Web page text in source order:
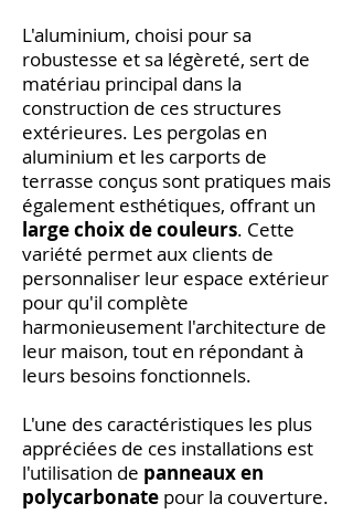
L'aluminium, choisi pour sa
robustesse et sa légèreté, sert de
matériau principal dans la
construction de ces structures
extérieures. Les pergolas en
aluminium et les carports de
terrasse conçus sont pratiques mais
également esthétiques, offrant un
large choix de couleurs. Cette
variété permet aux clients de
personnaliser leur espace extérieur
pour qu'il complète
harmonieusement l'architecture de
leur maison, tout en répondant à
leurs besoins fonctionnels.
L'une des caractéristiques les plus
appréciées de ces installations est
l'utilisation de panneaux en
polycarbonate pour la couverture.